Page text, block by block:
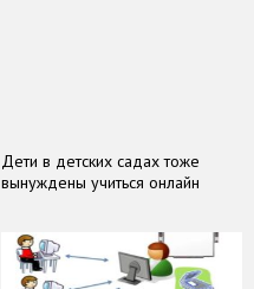
Дети в детских садах тоже
вынуждены учиться онлайн